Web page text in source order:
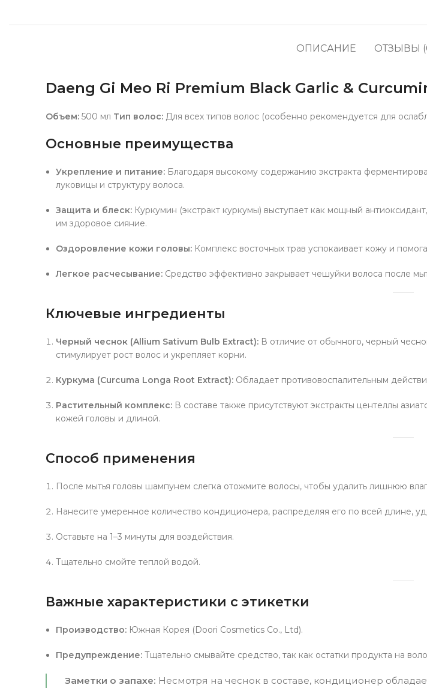
кофе
ОПИСАНИЕ ОТЗЫВЫ
Daeng Gi Meo Ri Premium Black Garlic &
Объем: 500 мл Тип волос: Для всех типов волос (особенно рекомендуется для
Основные преимущества
Укрепление и питание: Благодаря высокому содержанию экстракта
луковицы и структуру волоса.
Защита и блеск: Куркумин (экстракт куркумы) выступает как мощный
им здоровое сияние.
Оздоровление кожи головы: Комплекс восточных трав успокаивает кожу и
Легкое расчесывание: Средство эффективно закрывает чешуйки волоса после
Ключевые ингредиенты
Черный чеснок (Allium Sativum Bulb Extract): В отличие от обычного, черный
стимулирует рост волос и укрепляет корни.
Куркума (Curcuma Longa Root Extract): Обладает противовоспалительным
Растительный комплекс: В составе также присутствуют экстракты центеллы
кожей головы и длиной.
Способ применения
После мытья головы шампунем слегка отожмите волосы, чтобы удалить лишнюю
Нанесите умеренное количество кондиционера, распределяя его по всей длине,
Оставьте на 1–3 минуты для воздействия.
Тщательно смойте теплой водой.
Важные характеристики с этикетки
Производство: Южная Корея (Doori Cosmetics Co., Ltd).
Предупреждение: Тщательно смывайте средство, так как остатки продукта на
Заметки о запахе: Несмотря на чеснок в составе, кондиционер